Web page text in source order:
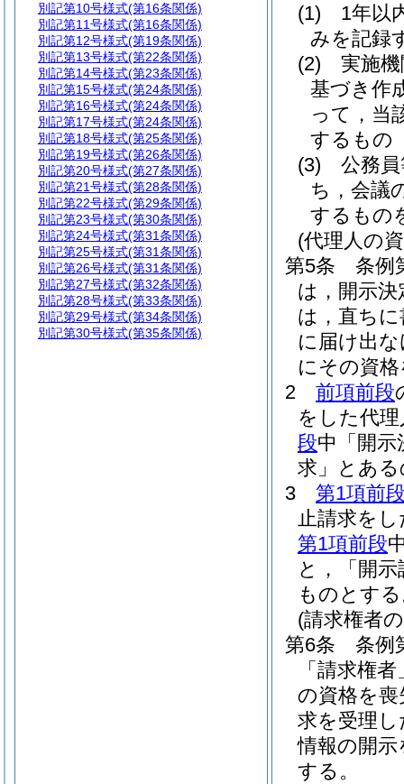
(1)
1年以
みを記録
(2)
実施
基づき作
って，当
するもの
(3)
公務
ち，会議
するもの
(代理人の
第5条
条例
は，開示
は，直ち
に届け出
にその資
2
前項前段
をした代
段中「開示
求」とあ
3
第1項前
止請求を
第1項前段
と，「開
ものとす
(請求権者
第6条
条例
「請求権
の資格を
求を受理
情報の開
する。
別記第10号様式(第16条関係)
別記第11号様式(第16条関係)
別記第12号様式(第19条関係)
別記第13号様式(第22条関係)
別記第14号様式(第23条関係)
別記第15号様式(第24条関係)
別記第16号様式(第24条関係)
別記第17号様式(第24条関係)
別記第18号様式(第25条関係)
別記第19号様式(第26条関係)
別記第20号様式(第27条関係)
別記第21号様式(第28条関係)
別記第22号様式(第29条関係)
別記第23号様式(第30条関係)
別記第24号様式(第31条関係)
別記第25号様式(第31条関係)
別記第26号様式(第31条関係)
別記第27号様式(第32条関係)
別記第28号様式(第33条関係)
別記第29号様式(第34条関係)
別記第30号様式(第35条関係)